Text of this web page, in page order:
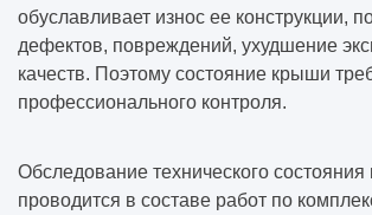
обуславливает износ ее конструкции,
дефектов, повреждений, ухудшение
качеств. Поэтому состояние крыши
профессионального контроля.
Обследование технического состояния
проводится в составе работ по